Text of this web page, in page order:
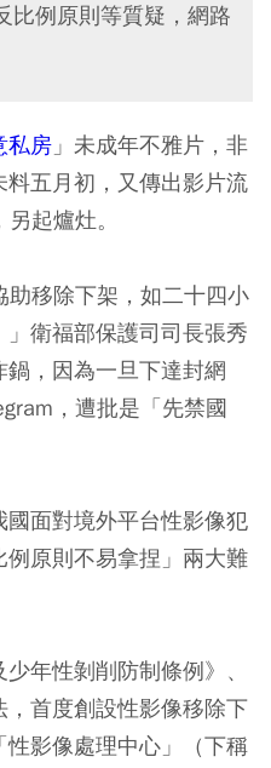
比例原則等質疑，網路
私房 」未成年不雅片，非
五月初，又傳出影片流
起爐灶。
助移除下架，如二十四小
」衛福部保護司司長張秀
，因為一旦下達封網
，遭批是「先禁國
面對境外平台性影像犯
原則不易拿捏」兩大難
年性剝削防制條例》、
，首度創設性影像移除下
影像處理中心」（下稱